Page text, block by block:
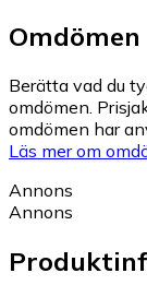
Omdömen
Berätta vad du
omdömen.
omdömen har
Läs mer om
Annons
Annons